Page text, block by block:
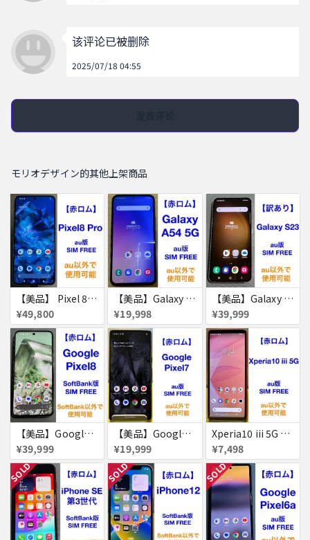
该评论已被删除
2025/07/18 04:55
モリオデザイン的其他上架商品
【美品】 Pixel 8 Pro 256GB 赤ロム
¥49,800
【美品】Galaxy A54 5G 128GB 赤ロム
¥19,998
【美品】Galaxy S23 256GB 赤ロム
¥39,999
【美品】Google Pixel8 128GB 赤ロム
¥39,999
【美品】Google Pixel7 128GB 赤ロム
¥19,999
Xperia10 iii 5G 128GB 赤ロム
¥7,498
SOLD SOLD SOLD